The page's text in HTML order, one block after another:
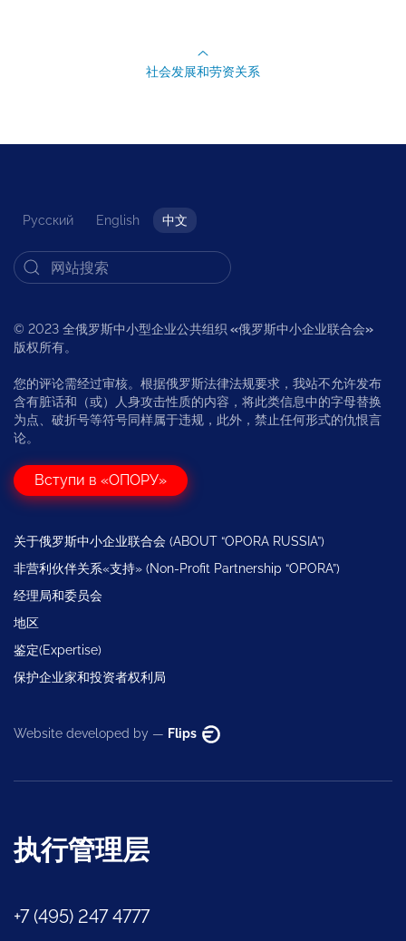
社会发展和劳资关系
Русский English 中文
© 2023 全俄罗斯中小型企业公共组织 «俄罗斯中小企业联合会»
版权所有。
您的评论需经过审核。根据俄罗斯法律法规要求，我站不允许发布
含有脏话和（或）人身攻击性质的内容，将此类信息中的字母替换
为点、破折号等符号同样属于违规，此外，禁止任何形式的仇恨言
论。
Вступи в «ОПОРУ»
关于俄罗斯中小企业联合会 (ABOUT “OPORA RUSSIA”)
非营利伙伴关系«支持» (Non-Profit Partnership “OPORA”)
经理局和委员会
地区
鉴定(Expertise)
保护企业家和投资者权利局
Website developed by — Flips
执行管理层
+7 (495) 247 4777